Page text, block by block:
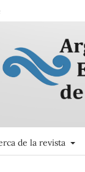
de la revista